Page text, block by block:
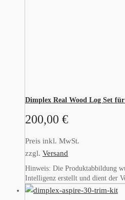
Dimplex Real Wood Log Set
200,00 €
Preis inkl. MwSt.
zzgl. Versand
Hinweis: Die Produktabbildung
Intelligenz erstellt und dient der